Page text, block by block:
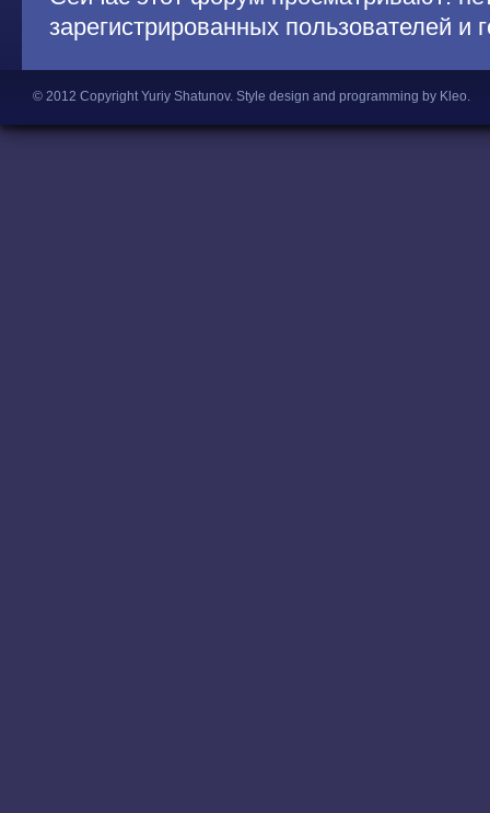
зарегистрированных пользователей и
© 2012 Copyright Yuriy Shatunov. Style design and programming by Kleo.